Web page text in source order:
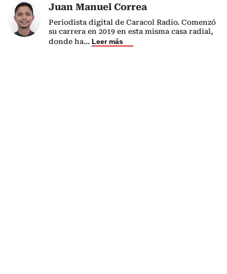
Juan Manuel Correa
Periodista digital de Caracol Radio. Comenzó
su carrera en 2019 en esta misma casa radial,
donde ha... Leer más